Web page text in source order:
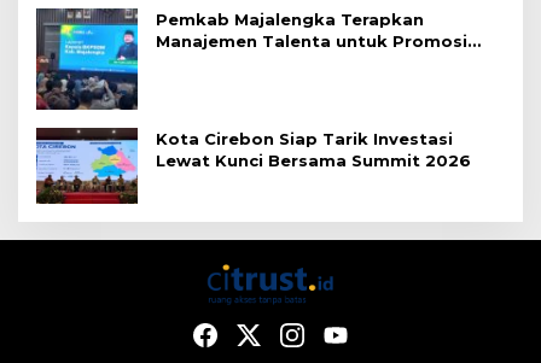
Pemkab Majalengka Terapkan
Manajemen Talenta untuk Promosi
Kota Cirebon Siap Tarik Investasi
Lewat Kunci Bersama Summit 2026